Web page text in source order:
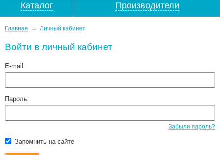
Каталог Производители
Главная → Личный кабинет
Войти в личный кабинет
E-mail:
Пароль:
Забыли пароль?
Запомнить на сайте